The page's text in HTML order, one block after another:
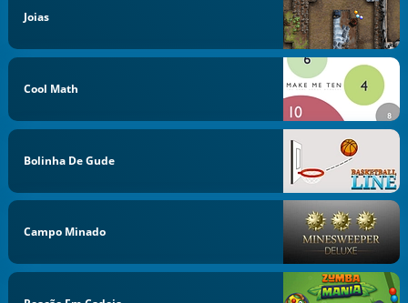
Joias
Cool Math
Bolinha De Gude
Campo Minado